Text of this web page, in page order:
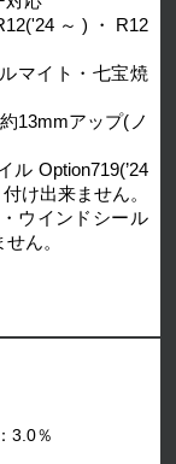
～)・R12
マイト・七宝焼
13mmアップ(ノ
Option719(’24
け出来ません。
ウインドシール
ん。
3.0％